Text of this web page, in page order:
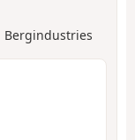
Bergindustries